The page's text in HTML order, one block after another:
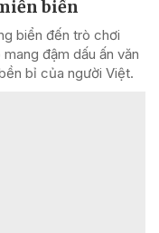
biển
biển đến trò chơi
đậm dấu ấn văn
bỉ của người Việt.